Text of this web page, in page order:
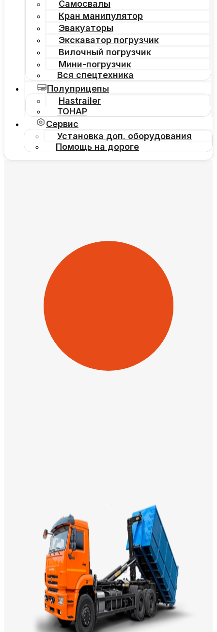
Самосвалы
Кран манипулятор
Эвакуаторы
Экскаватор погрузчик
Вилочный погрузчик
Мини-погрузчик
Вся спецтехника
Полуприцепы
Hastrailer
ТОНАР
Сервис
Установка доп. оборудования
Помощь на дороге